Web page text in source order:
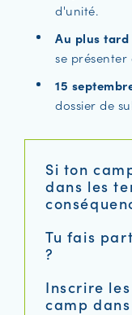
d'unité.
Au plus
se
15
dossier de
Si ton
dans les
Tu fais
?
Inscrire
camp